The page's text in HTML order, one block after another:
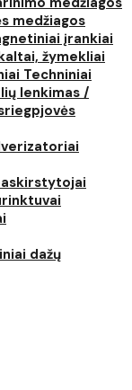
medžiagos
įrankiai
žymekliai
Techniniai
lenkimas /
dažų